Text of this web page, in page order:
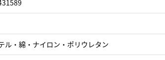
ル・綿・ナイロン・ポリウレタン